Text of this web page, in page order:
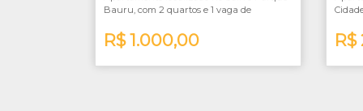
Bauru, com 2 quartos e 1 vaga de
Não possui elevador. Região com
comercio local diversos.
R$ 1.000,00
Com
OBS.:
R$